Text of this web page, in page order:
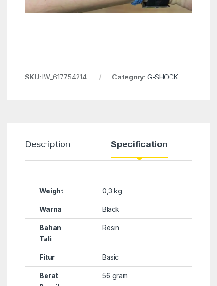
SKU:IW_617754214 Category: G-SHOCK
Description Specification
Weight 0,3 kg
Warna Black
Bahan
Tali
Resin
Fitur Basic
Berat
56 gram